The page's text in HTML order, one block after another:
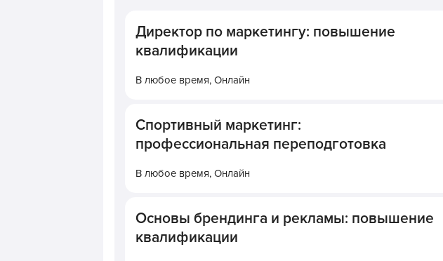
Директор по маркетингу: повышение
квалификации
В любое время, Онлайн
Спортивный маркетинг:
профессиональная переподготовка
В любое время, Онлайн
Основы брендинга и рекламы: повышение
квалификации